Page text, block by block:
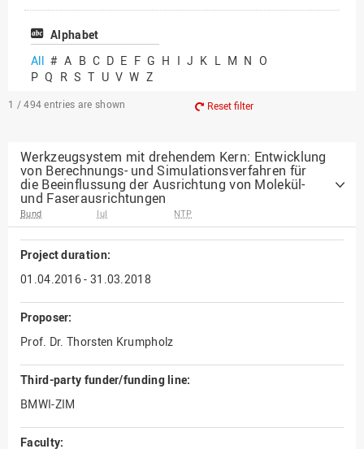
Vielfältiges Forschen
Alphabet
All # A B C D E F G H I J K L M N O
P Q R S T U V W Z
1 / 494 entries are shown Reset filter
Werkzeugsystem mit drehendem Kern: Entwicklung
von Berechnungs- und Simulationsverfahren für
die Beeinflussung der Ausrichtung von Molekül-
und Faserausrichtungen
Bund IuI NTP
Project duration:
01.04.2016 - 31.03.2018
Proposer:
Prof. Dr. Thorsten Krumpholz
Third-party funder/funding line:
BMWI-ZIM
Faculty: